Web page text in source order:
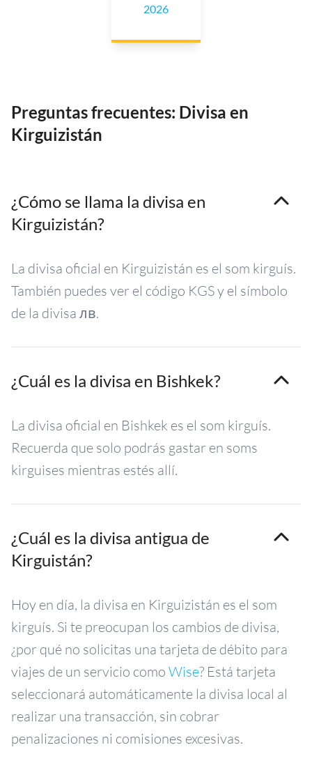
2026
Preguntas frecuentes: Divisa en
Kirguizistán
¿Cómo se llama la divisa en
Kirguizistán?
La divisa oficial en Kirguizistán es el som kirguís.
También puedes ver el código KGS y el símbolo
de la divisa лв.
¿Cuál es la divisa en Bishkek?
La divisa oficial en Bishkek es el som kirguís.
Recuerda que solo podrás gastar en soms
kirguises mientras estés allí.
¿Cuál es la divisa antigua de
Kirguistán?
Hoy en día, la divisa en Kirguizistán es el som
kirguís. Si te preocupan los cambios de divisa,
¿por qué no solicitas una tarjeta de débito para
viajes de un servicio como Wise? Está tarjeta
seleccionará automáticamente la divisa local al
realizar una transacción, sin cobrar
penalizaciones ni comisiones excesivas.